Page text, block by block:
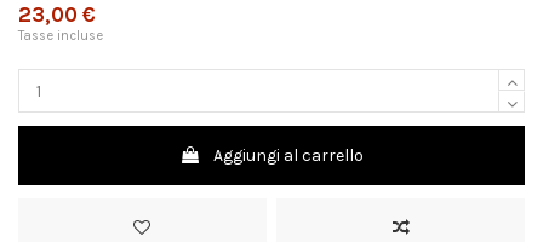
23,00 €
Tasse incluse
Aggiungi al carrello